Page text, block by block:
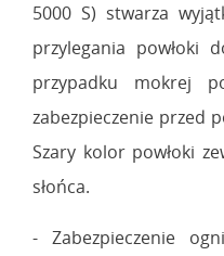
5000 S) stwarza
przylegania powłoki
przypadku mokrej
zabezpieczenie przed
Szary kolor powłoki
słońca.
- Zabezpieczenie